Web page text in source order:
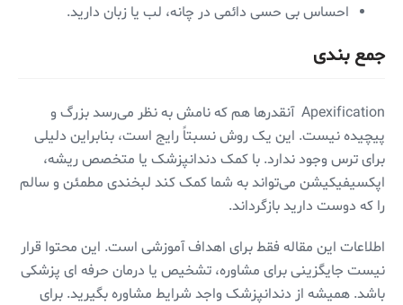
احساس بی حسی دائمی‌ در چانه، لب یا زبان دارید.
جمع بندی
Apexification آنقدرها هم که نامش به نظر می‌رسد بزرگ و
پیچیده نیست. این یک روش نسبتاً رایج است، بنابراین دلیلی
برای ترس وجود ندارد. با کمک دندانپزشک یا متخصص ریشه،
اپکسیفیکیشن می‌تواند به شما کمک کند لبخندی مطمئن و سالم
را که دوست دارید بازگرداند.
اطلاعات این مقاله فقط برای اهداف آموزشی است. این محتوا قرار
نیست جایگزینی برای مشاوره، تشخیص یا درمان حرفه ای پزشکی
باشد. همیشه از دندانپزشک واجد شرایط مشاوره بگیرید. برای